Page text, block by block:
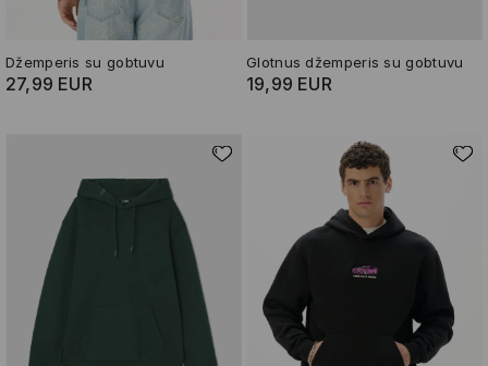
Džemperis su gobtuvu
27,99 EUR
Glotnus džemperis su gobtuvu
19,99 EUR